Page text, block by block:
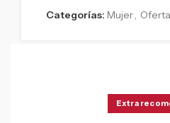
Categorías: Mujer,
Extra